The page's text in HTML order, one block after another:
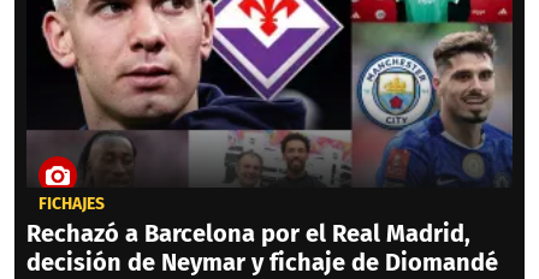
FICHAJES
Rechazó a Barcelona por el Real Madrid,
decisión de Neymar y fichaje de Diomandé